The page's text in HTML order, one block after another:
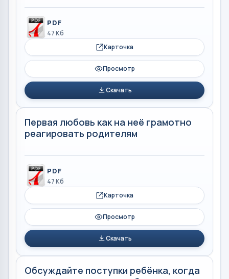
PDF
47 Кб
Карточка
Просмотр
Скачать
Первая любовь как на неё грамотно
реагировать родителям
PDF
47 Кб
Карточка
Просмотр
Скачать
Обсуждайте поступки ребёнка, когда